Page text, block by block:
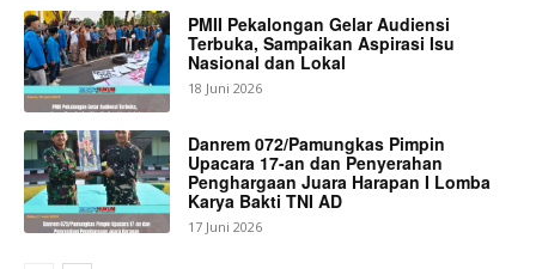
PMII Pekalongan Gelar Audiensi
Terbuka, Sampaikan Aspirasi Isu
Nasional dan Lokal
18 Juni 2026
Danrem 072/Pamungkas Pimpin
Upacara 17-an dan Penyerahan
Penghargaan Juara Harapan I Lomba
Karya Bakti TNI AD
17 Juni 2026